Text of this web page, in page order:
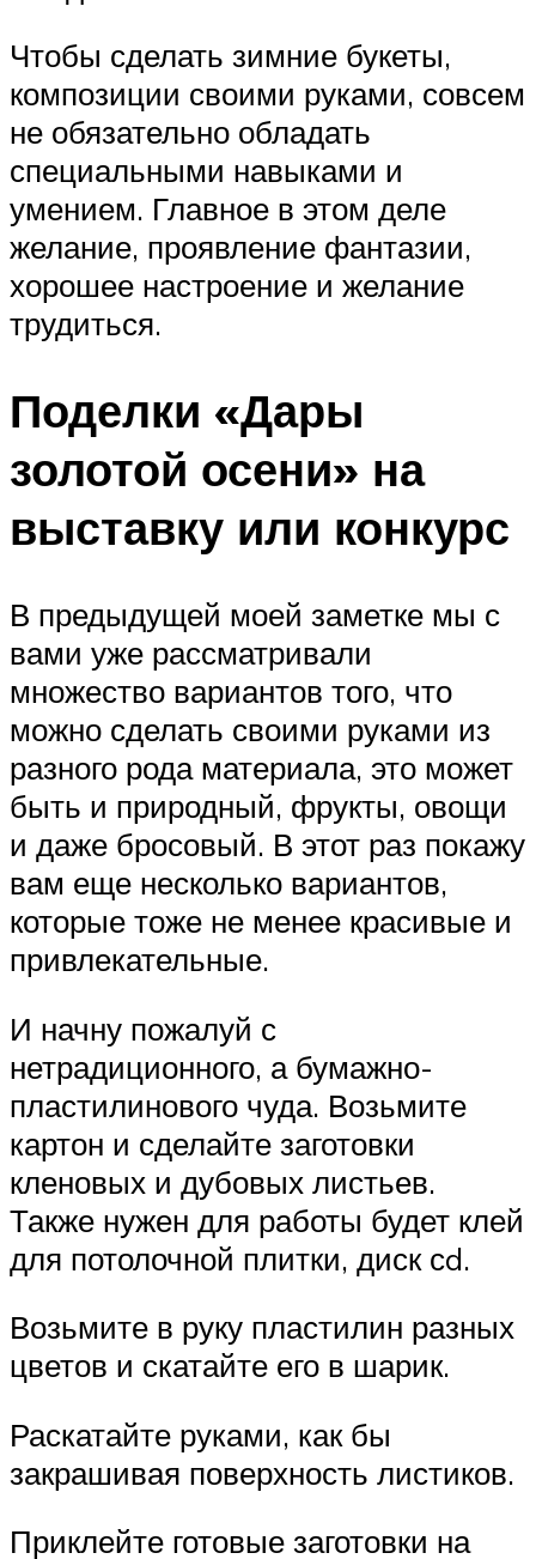
Чтобы сделать зимние букеты,
композиции своими руками, совсем
не обязательно обладать
специальными навыками и
умением. Главное в этом деле
желание, проявление фантазии,
хорошее настроение и желание
трудиться.
Поделки «Дары
золотой осени» на
выставку или конкурс
В предыдущей моей заметке мы с
вами уже рассматривали
множество вариантов того, что
можно сделать своими руками из
разного рода материала, это может
быть и природный, фрукты, овощи
и даже бросовый. В этот раз покажу
вам еще несколько вариантов,
которые тоже не менее красивые и
привлекательные.
И начну пожалуй с
нетрадиционного, а бумажно-
пластилинового чуда. Возьмите
картон и сделайте заготовки
кленовых и дубовых листьев.
Также нужен для работы будет клей
для потолочной плитки, диск сd.
Возьмите в руку пластилин разных
цветов и скатайте его в шарик.
Раскатайте руками, как бы
закрашивая поверхность листиков.
Приклейте готовые заготовки на